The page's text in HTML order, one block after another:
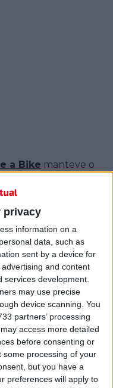
privacy
information on a
data, such as
sent by a device for
and content
development.
may use precise
device scanning. You
partners’ processing
access more detailed
before consenting or
some processing of your
but you have a
preferences will apply to
a Bike manteve o
disputou a
um ataque final
- EasyPost.
nestaVolta a Itália
aos favoritos
de rosa na 16ª
necessidade
que tenha
continuar a vencer